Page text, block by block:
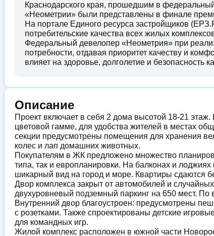
Краснодарского края, прошедшим в
«Неометрии» были представлены в финале
На портале Единого ресурса застройщиков
потребительские качества всех жилых
Федеральный девелопер «Неометрия» при
потребности, отдавая приоритет качеству и
влияет на здоровье, долголетие и безопасность
Описание
Проект включает в себя 2 дома высотой 18-21
цветовой гамме, для удобства жителей в местах
секции предусмотрены помещения для хранения
колес и лап домашних животных.
Покупателям в ЖК предложено множество
типа, так и европланировки. На балконах и
шикарный вид на город и море. Квартиры сдаются
Двор комплекса закрыт от автомобилей и
двухуровневый подземный паркинг на 650 мест.
Внутренний двор благоустроен: предусмотрены
с розетками. Также спроектированы детские
для командных игр.
Жилой комплекс расположен в южной части